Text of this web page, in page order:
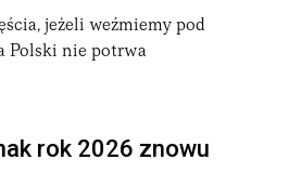
jeżeli weźmiemy pod
Polski nie potrwa
rok 2026 znowu